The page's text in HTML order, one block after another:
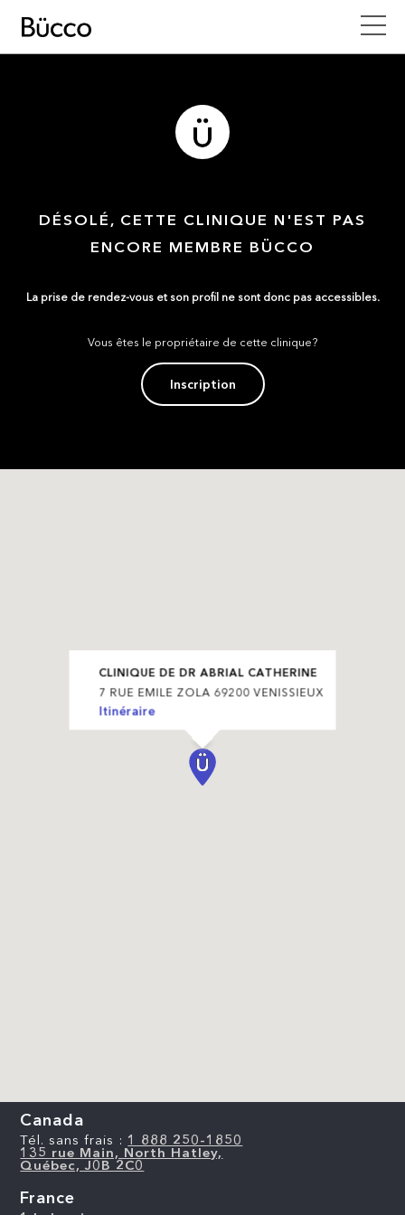
DÉSOLÉ, CETTE CLINIQUE N'EST PAS
ENCORE MEMBRE BÜCCO
La prise de rendez-vous et son profil ne sont donc pas accessibles.
Vous êtes le propriétaire de cette clinique?
Inscription
CLINIQUE DE DR ABRIAL CATHERINE
7 RUE EMILE ZOLA 69200 VENISSIEUX
Itinéraire
Canada
Tél. sans frais : 1 888 250-1850
135 rue Main, North Hatley,
Québec, J0B 2C0
France